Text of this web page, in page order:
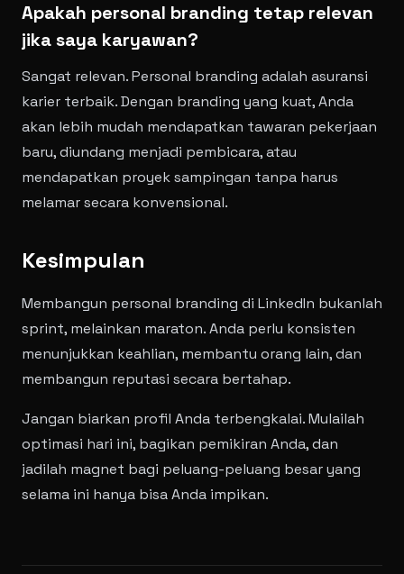
Apakah personal branding tetap relevan
jika saya karyawan?
Sangat relevan. Personal branding adalah asuransi
karier terbaik. Dengan branding yang kuat, Anda
akan lebih mudah mendapatkan tawaran pekerjaan
baru, diundang menjadi pembicara, atau
mendapatkan proyek sampingan tanpa harus
melamar secara konvensional.
Kesimpulan
Membangun personal branding di LinkedIn bukanlah
sprint, melainkan maraton. Anda perlu konsisten
menunjukkan keahlian, membantu orang lain, dan
membangun reputasi secara bertahap.
Jangan biarkan profil Anda terbengkalai. Mulailah
optimasi hari ini, bagikan pemikiran Anda, dan
jadilah magnet bagi peluang-peluang besar yang
selama ini hanya bisa Anda impikan.